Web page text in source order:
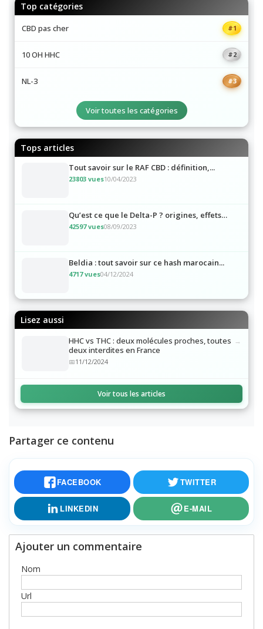
Top catégories
CBD pas cher #1
10 OH HHC #2
NL-3 #3
Voir toutes les catégories
Tops articles
Tout savoir sur le RAF CBD : définition,...
23803 vues10/04/2023
Qu’est ce que le Delta-P ? origines, effets…
42597 vues08/09/2023
Beldia : tout savoir sur ce hash marocain...
4717 vues04/12/2024
Lisez aussi
HHC vs THC : deux molécules proches, toutes
deux interdites en France
11/12/2024
Voir tous les articles
Partager ce contenu
FACEBOOK TWITTER
LINKEDIN E-MAIL
Ajouter un commentaire
Nom
Url